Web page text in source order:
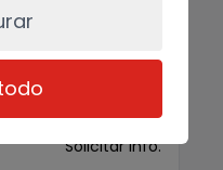
80600L
Solicitar info.